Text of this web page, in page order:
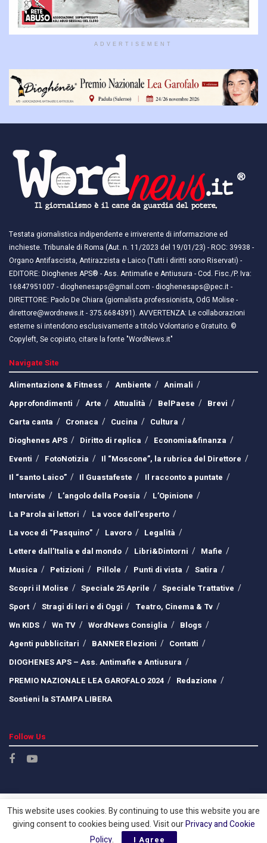
ADVERTISEMENT
Testata giornalistica indipendente e irriverente di informazione ed
inchieste. Tribunale di Roma (Aut. n. 11/2023 del 19/01/23) - ROC: 39938 -
Organo Antifascista, Antirazzista e Laico (Tutti i diritti sono Riservati) -
EDITORE: Dioghenes APS® - Ass. Antimafie e Antiusura - Cod. Fisc./P. Iva:
16847951007 - dioghenesaps@gmail.com - dioghenesaps@pec.it - ​​
DIRETTORE: Paolo De Chiara (giornalista professionista, OdG Molise -
direttore@wordnews.it - ​​375.6684391). AVVERTENZA: Le collaborazioni
esterne si intendono esclusivamente a titolo Volontario e Gratuito. ©
Copyleft, Se copiato, citare la fonte "WordNews.it"
Navigate Site
Alimentazione & Fitness
Ambiente
Animali
Approfondimenti
Arte Attualità BelPaese
Brevi
Carta canta
Cronaca Cucina
Cultura
Dioghenes APS
Diritto di replica
Economia&finanza
Eventi
FotoNotizia
Il “Moscone”, la rubrica del Direttore
Il “santo Laico”
Il Guastafeste
Il racconto a puntate
Interviste
L’angolo della Poesia
L’Opinione
La Parola ai lettori
La voce dell’esperto
La voce di “Pasquino”
Lavoro
Legalità
Lettere dall’Italia e dal mondo
Libri&Dintorni
Mafie
Musica
Petizioni Pillole Punti di vista
Satira
Scopri il Molise
Speciale 25 Aprile
Speciale Trattative
Sport
Stragi di Ieri e di Oggi
Teatro, Cinema & Tv
Wn KIDS
Wn TV WordNews Consiglia
Blogs
Agenti pubblicitari
BANNER Elezioni
Contatti
DIOGHENES APS – Ass. Antimafie e Antiusura
PREMIO NAZIONALE LEA GAROFALO 2024
Redazione
Sostieni la STAMPA LIBERA
Follow Us
This website uses cookies. By continuing to use this website you are
giving consent to cookies being used. Visit ourPrivacy and Cookie
Policy. I Agree